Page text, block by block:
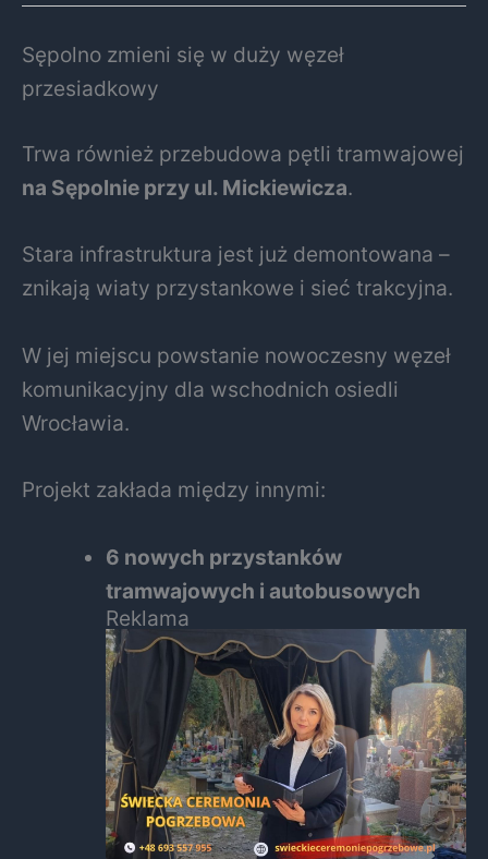
Sępolno zmieni się w duży węzeł
przesiadkowy
Trwa również przebudowa pętli tramwajowej
na Sępolnie przy ul. Mickiewicza.
Stara infrastruktura jest już demontowana –
znikają wiaty przystankowe i sieć trakcyjna.
W jej miejscu powstanie nowoczesny węzeł
komunikacyjny dla wschodnich osiedli
Wrocławia.
Projekt zakłada między innymi:
6 nowych przystanków
tramwajowych i autobusowych
Reklama